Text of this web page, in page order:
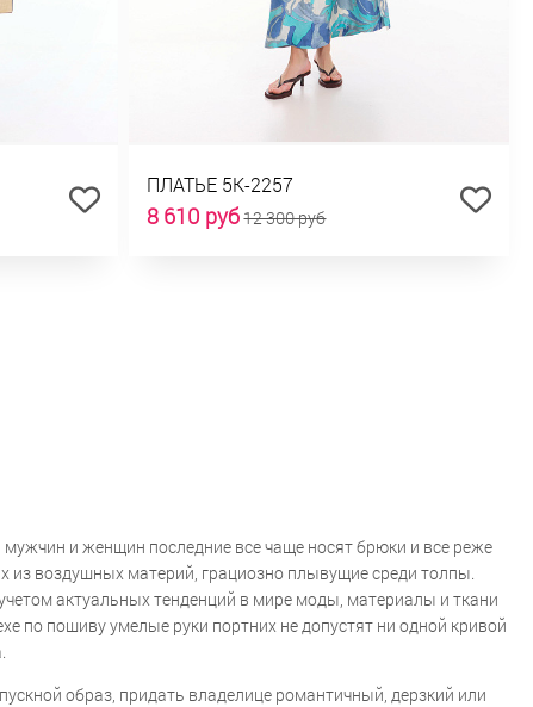
ПЛАТЬЕ 5К-2257
8 610 руб12 300 руб
и женщин последние все чаще носят брюки и все реже
из воздушных материй, грациозно плывущие среди толпы.
актуальных тенденций в мире моды, материалы и ткани
по пошиву умелые руки портних не допустят ни одной кривой
образ, придать владелице романтичный, дерзкий или